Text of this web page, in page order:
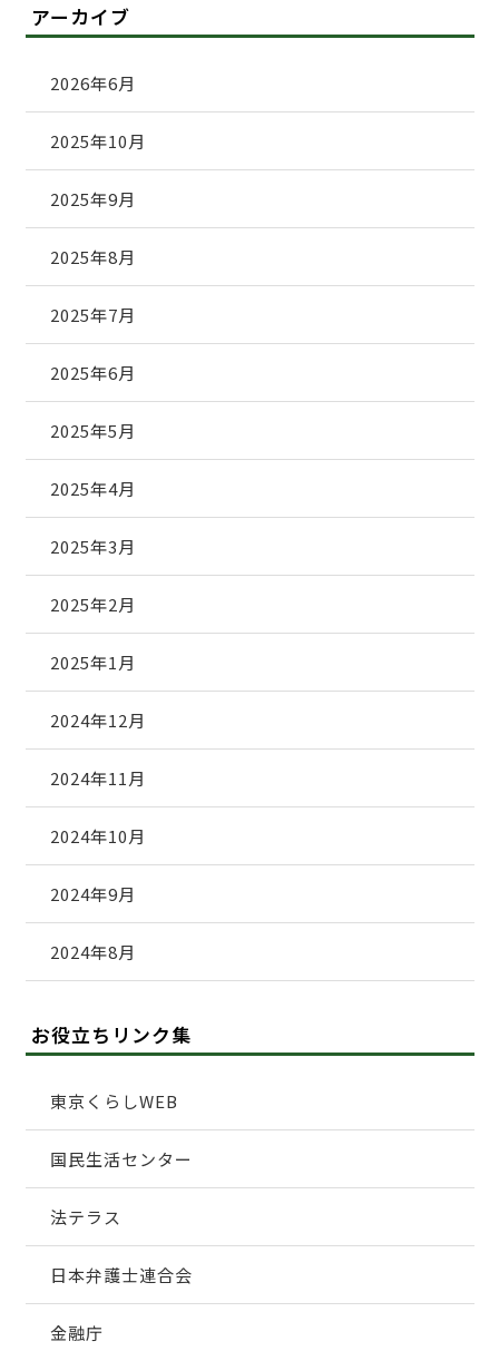
アーカイブ
2026年6月
2025年10月
2025年9月
2025年8月
2025年7月
2025年6月
2025年5月
2025年4月
2025年3月
2025年2月
2025年1月
2024年12月
2024年11月
2024年10月
2024年9月
2024年8月
お役立ちリンク集
東京くらしWEB
国民生活センター
法テラス
日本弁護士連合会
金融庁